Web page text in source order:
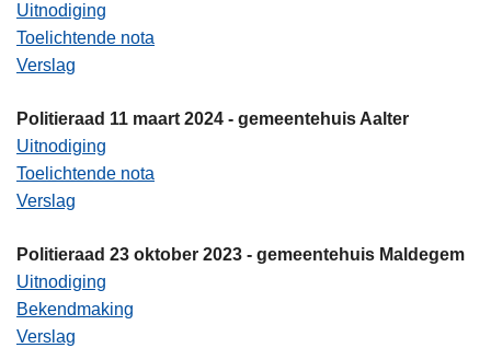
Uitnodiging
Toelichtende nota
Verslag
Politieraad 11 maart 2024 - gemeentehuis Aalter
Uitnodiging
Toelichtende nota
Verslag
Politieraad 23 oktober 2023 - gemeentehuis Maldegem
Uitnodiging
Bekendmaking
Verslag